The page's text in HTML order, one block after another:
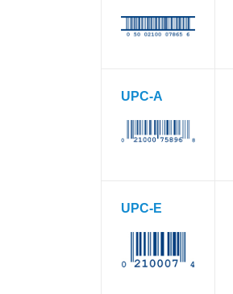
UPC-A
UPC-E